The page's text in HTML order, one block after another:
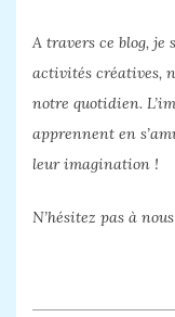
A travers ce blog, je
activités créatives,
notre quotidien.
apprennent en
leur imagination !
N’hésitez pas à